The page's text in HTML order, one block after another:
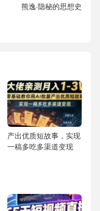
熊逸·隐秘的思想史
产出优质短故事，实现
一稿多吃多渠道变现